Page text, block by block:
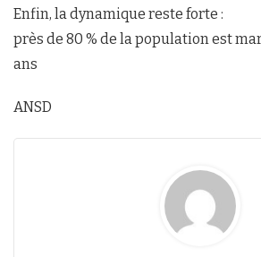
Enfin, la dynamique reste forte :
près de 80 % de la population est
ans
ANSD